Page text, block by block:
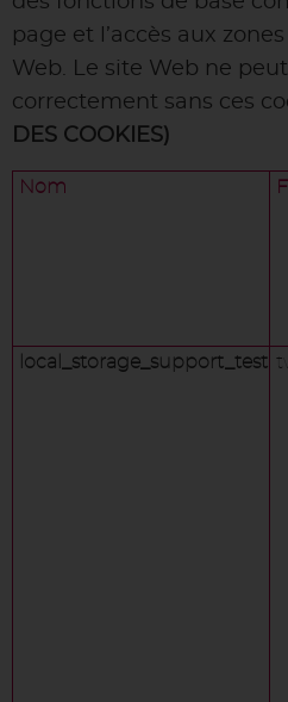
page et l’accès aux
Web. Le site Web ne
correctement sans ces
DES COOKIES)
Nom
local_storage_support_test